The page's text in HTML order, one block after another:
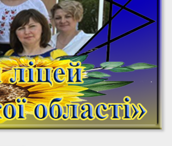
Освітня платформа
“Всеукраїнська
школа онлайн”
Всеукраїнська школа
онлайн (YouTube-
канал МОН)
На Урок. Вебінари та
відкриті уроки для
учнів
На Урок: онлайн-
школа (YouTube)
МАН. Платформа